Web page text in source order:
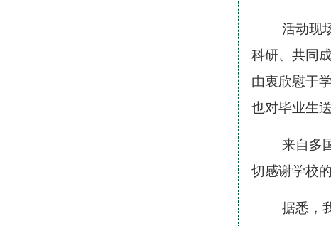
活动现
科研、共同
由衷欣慰于
也对毕业生
来自多
切感谢学校
据悉，